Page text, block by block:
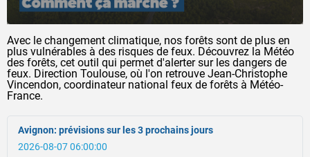
Avec le changement climatique, nos forêts sont de plus en
plus vulnérables à des risques de feux. Découvrez la Météo
des forêts, cet outil qui permet d'alerter sur les dangers de
feux. Direction Toulouse, où l'on retrouve Jean-Christophe
Vincendon, coordinateur national feux de forêts à Météo-
France.
Avignon: prévisions sur les 3 prochains jours
2026-08-07 06:00:00